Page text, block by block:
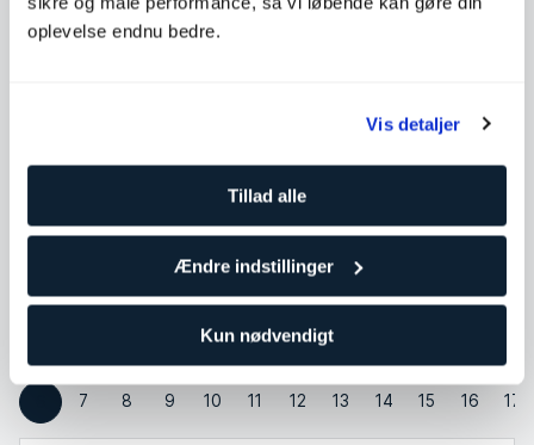
oplevelse endnu bedre.
Vis detaljer
Tillad alle
Ændre indstillinger
Kun nødvendigt
Torsdag
12:00 - 22:00
Kontakt Hampus Tengman
Test mig i disse holdtræninger
Tor
7 8 9 10 11 12 13 14 15 16
Man
17